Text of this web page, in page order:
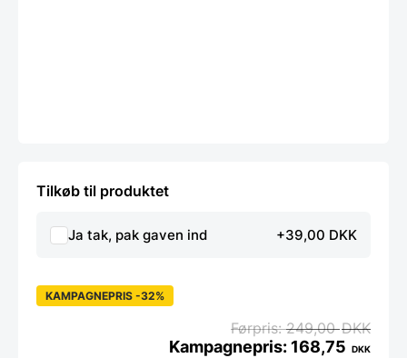
Tilkøb til produktet
Ja tak, pak gaven ind +39,00 DKK
KAMPAGNEPRIS -32%
249,00DKK
168,75 DKK